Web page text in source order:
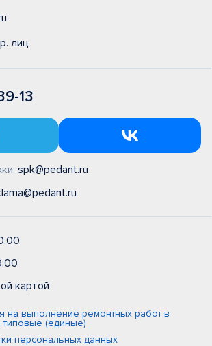
лиц
13
spk@pedant.ru
картой
на выполнение ремонтных работ в
типовые (единые)
персональных данных